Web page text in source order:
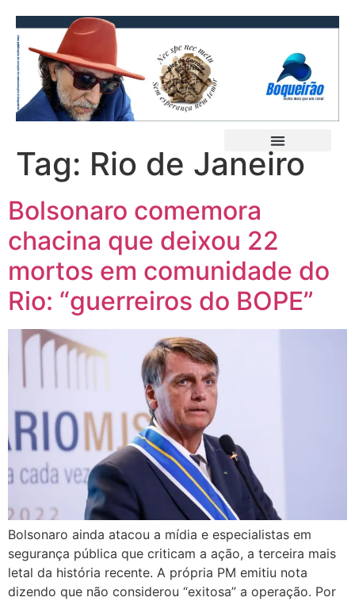
Tag: Rio de Janeiro
Bolsonaro comemora
chacina que deixou 22
mortos em comunidade do
Rio: “guerreiros do BOPE”
Bolsonaro ainda atacou a mídia e especialistas em
segurança pública que criticam a ação, a terceira mais
letal da história recente. A própria PM emitiu nota
dizendo que não considerou “exitosa” a operação. Por